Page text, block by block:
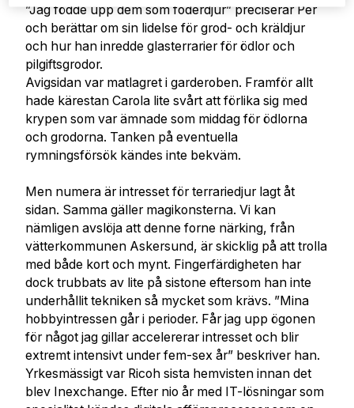
”Jag födde upp dem som foderdjur” preciserar Per
och berättar om sin lidelse för grod- och kräldjur
och hur han inredde glasterrarier för ödlor och
pilgiftsgrodor.
Avigsidan var matlagret i garderoben. Framför allt
hade kärestan Carola lite svårt att förlika sig med
krypen som var ämnade som middag för ödlorna
och grodorna. Tanken på eventuella
rymningsförsök kändes inte bekväm.
Men numera är intresset för terrariedjur lagt åt
sidan. Samma gäller magikonsterna. Vi kan
nämligen avslöja att denne forne närking, från
vätterkommunen Askersund, är skicklig på att trolla
med både kort och mynt. Fingerfärdigheten har
dock trubbats av lite på sistone eftersom han inte
underhållit tekniken så mycket som krävs. ”Mina
hobbyintressen går i perioder. Får jag upp ögonen
för något jag gillar accelererar intresset och blir
extremt intensivt under fem-sex år” beskriver han.
Yrkesmässigt var Ricoh sista hemvisten innan det
blev Inexchange. Efter nio år med IT-lösningar som